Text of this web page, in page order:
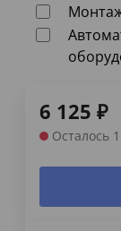
6 125 ₽
Осталось